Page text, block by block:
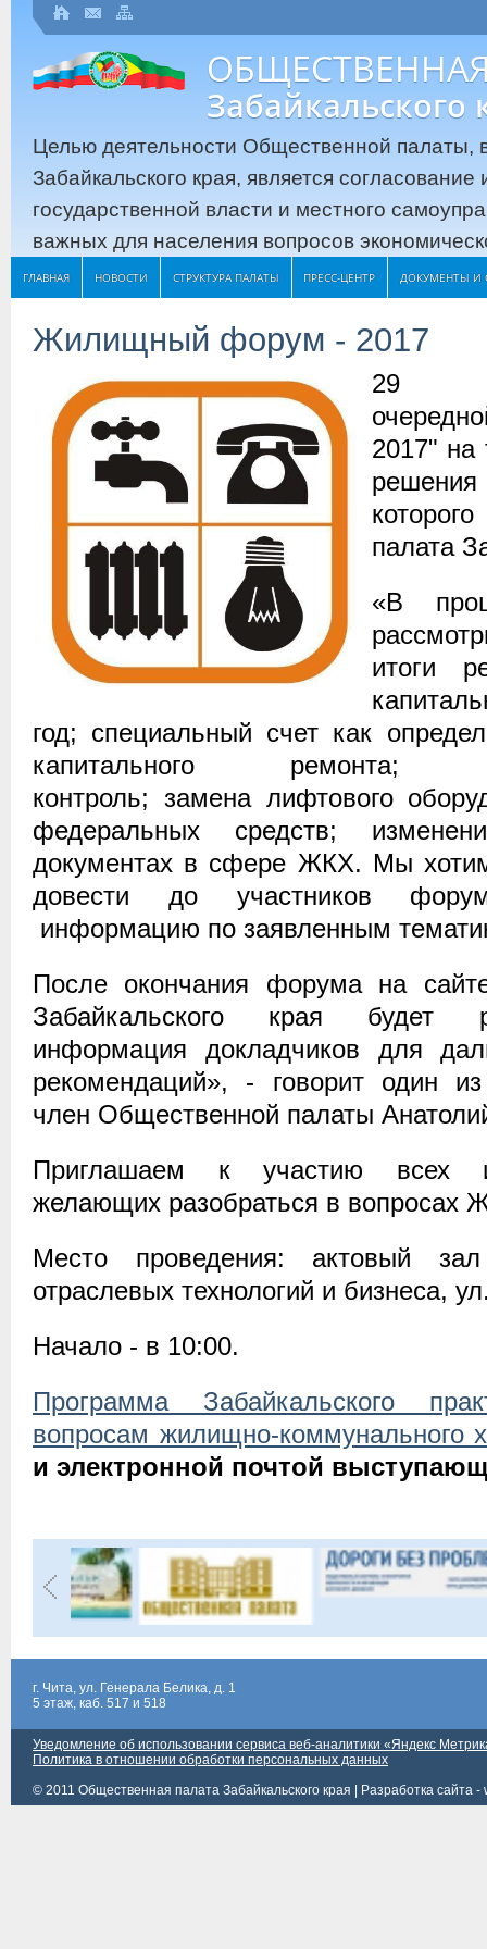
Забайкальского
Целью деятельности Общественной палаты,
Забайкальского края, является
государственной власти и местного
важных для населения вопросов
ГЛАВНАЯ НОВОСТИ СТРУКТУРА ПАЛАТЫ ПРЕСС-ЦЕНТР ДОКУМЕНТЫ И
Жилищный форум - 2017
29
2017"
палата
«В
итоги
год; специальный счет как
капитального ремонта;
контроль; замена лифтового
федеральных средств;
документах в сфере ЖКХ. Мы
довести до участников
информацию по заявленным
После окончания форума на
Забайкальского края будет
информация докладчиков для
рекомендаций», - говорит один
член Общественной палаты
Приглашаем к участию всех
желающих разобраться в вопросах
Место проведения: актовый зал
отраслевых технологий и бизнеса,
Начало - в 10:00.
Программа Забайкальского
вопросам жилищно-коммунального
и электронной почтой
г. Чита, ул. Генерала Белика, д. 1
5 этаж, каб. 517 и 518
Уведомление об использовании сервиса веб-аналитики «Яндекс
Политика в отношении обработки персональных данных
© 2011 Общественная палата Забайкальского края |
Разработка сайта -